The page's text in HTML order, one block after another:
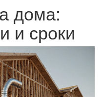
дома:
и сроки